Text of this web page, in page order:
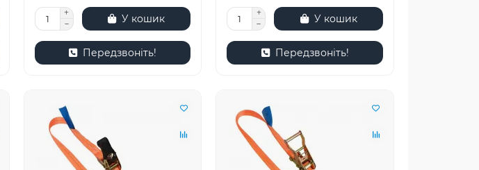
У кошик
Передзвоніть!
У кошик
Передзвоніть!